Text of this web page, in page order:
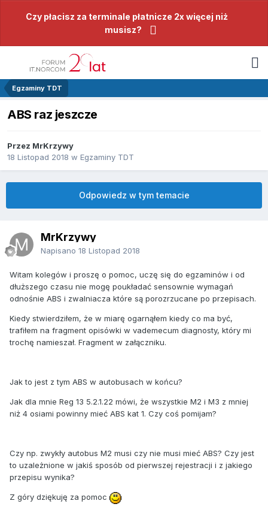
Czy płacisz za terminale płatnicze 2x więcej niż
musisz?
Egzaminy TDT
ABS raz jeszcze
Przez MrKrzywy
18 Listopad 2018 w Egzaminy TDT
Odpowiedz w tym temacie
MrKrzywy
Napisano 18 Listopad 2018
Witam kolegów i proszę o pomoc, uczę się do egzaminów i od
dłuższego czasu nie mogę poukładać sensownie wymagań
odnośnie ABS i zwalniacza które są porozrzucane po przepisach.
Kiedy stwierdziłem, że w miarę ogarnąłem kiedy co ma być,
trafiłem na fragment opisówki w vademecum diagnosty, który mi
trochę namieszał. Fragment w załączniku.
Jak to jest z tym ABS w autobusach w końcu?
Jak dla mnie Reg 13 5.2.1.22 mówi, że wszystkie M2 i M3 z mniej
niż 4 osiami powinny mieć ABS kat 1. Czy coś pomijam?
Czy np. zwykły autobus M2 musi czy nie musi mieć ABS? Czy jest
to uzależnione w jakiś sposób od pierwszej rejestracji i z jakiego
przepisu wynika?
Z góry dziękuję za pomoc